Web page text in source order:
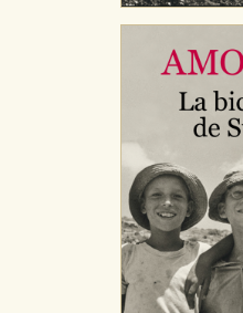
HABILITAR TODO